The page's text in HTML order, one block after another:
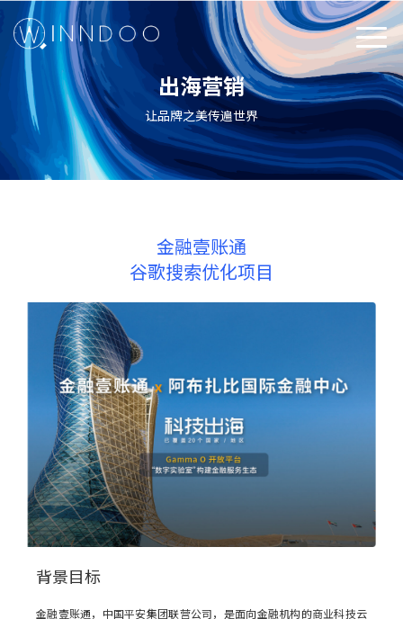
+
出海营销
让品牌之美传遍世界
金融壹账通
谷歌搜索优化项目
背景目标
金融壹账通，中国平安集团联营公司，是面向金融机构的商业科技云